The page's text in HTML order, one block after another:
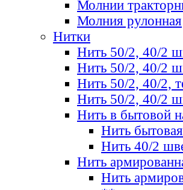
Молнии
Молния рулонная
Нитки
Нить 50/2, 40/2
Нить 50/2, 40/2
Нить 50/2, 40/2,
Нить 50/2, 40/2
Нить в бытовой
Нить
Нить 40/2
Нить
Нить